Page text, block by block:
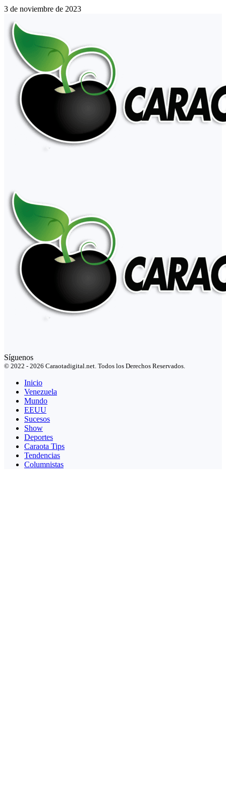
3 de noviembre de 2023
Síguenos
© 2022 - 2026 Caraotadigital.net. Todos los Derechos Reservados.
Inicio
Venezuela
Mundo
EEUU
Sucesos
Show
Deportes
Caraota Tips
Tendencias
Columnistas